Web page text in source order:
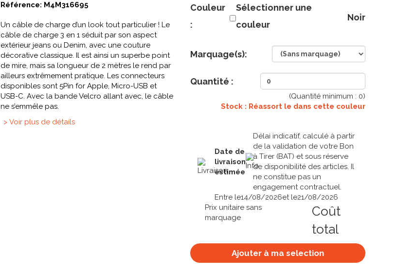
Référence: M4M316695
Un câble de charge d’un look tout particulier ! Le
câble de charge 3 en 1 séduit par son aspect
extérieur jeans ou Denim, avec une couture
décorative classique. Il est ainsi un superbe point
de mire, mais sa longueur de 2 mètres le rend par
ailleurs extrêmement pratique. Les connecteurs
disponibles sont 5Pin for Apple, Micro-USB et
USB-C. Avec la bande Velcro allant avec, le câble
ne s’emmêle pas.
> Voir plus de détails
Couleur
:
Sélectionner une
couleur
Noir
Marquage(s):
Quantité :
(Quantité minimum : 0)
Stock : Réassort le dans cette couleur
Date de
livraison
estimée
Délai indicatif, calculé à partir
de la validation de votre Bon
à Tirer (BAT) et sous réserve
de disponibilité des articles. Il
ne constitue pas un
engagement contractuel.
Entre le14/08/2026et le21/08/2026
Prix unitaire sans
marquage
Coût
total
Ajouter à ma selection